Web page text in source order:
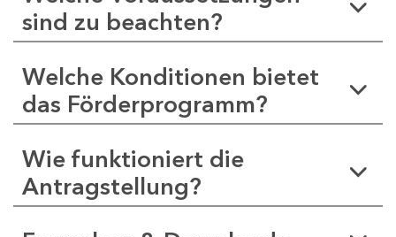
sind zu beachten?
Welche Konditionen bietet
das Förderprogramm?
Wie funktioniert die
Antragstellung?